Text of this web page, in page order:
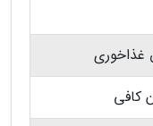
کافی